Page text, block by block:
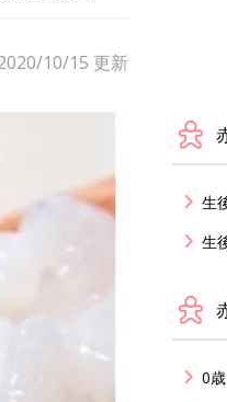
10/15 更新
生
生
0歳